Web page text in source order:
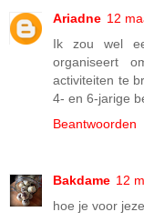
Ariadne 12
Ik zou wel
organiseert
activiteiten te
4- en 6-jarige
Beantwoorden
Bakdame 12
hoe je voor